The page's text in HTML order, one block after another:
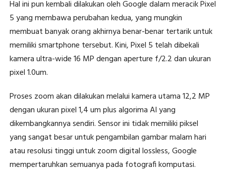
Hal ini pun kembali dilakukan oleh Google dalam meracik Pixel
5 yang membawa perubahan kedua, yang mungkin
membuat banyak orang akhirnya benar-benar tertarik untuk
memiliki smartphone tersebut. Kini, Pixel 5 telah dibekali
kamera ultra-wide 16 MP dengan aperture f/2.2 dan ukuran
pixel 1.0um.
Proses zoom akan dilakukan melalui kamera utama 12,2 MP
dengan ukuran pixel 1,4 um plus algorima AI yang
dikembangkannya sendiri. Sensor ini tidak memiliki piksel
yang sangat besar untuk pengambilan gambar malam hari
atau resolusi tinggi untuk zoom digital lossless, Google
mempertaruhkan semuanya pada fotografi komputasi.